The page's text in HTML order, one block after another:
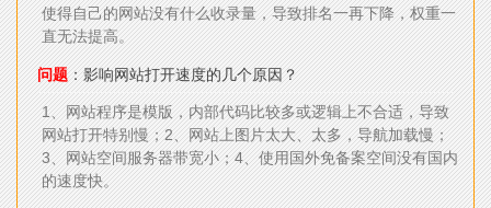
使得自己的网站没有什么收录量，导致排名一再下降，权重一
直无法提高。
问题：影响网站打开速度的几个原因？
1、网站程序是模版，内部代码比较多或逻辑上不合适，导致
网站打开特别慢；2、网站上图片太大、太多，导航加载慢；
3、网站空间服务器带宽小；4、使用国外免备案空间没有国内
的速度快。